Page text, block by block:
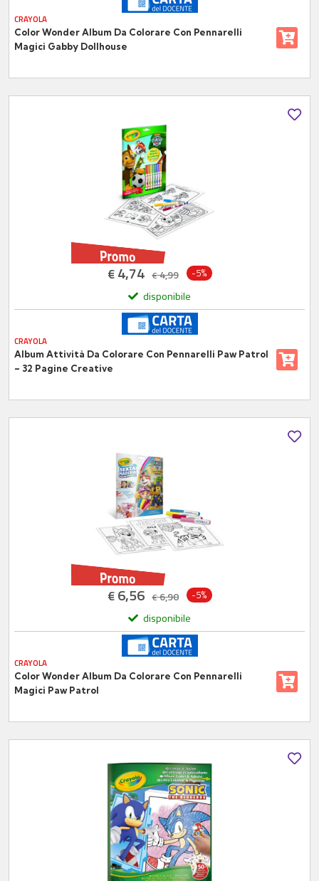
CRAYOLA
Color Wonder Album Da Colorare Con Pennarelli
Magici Gabby Dollhouse
€4,74 €4,99 -5%
disponibile
CRAYOLA
Album Attività Da Colorare Con Pennarelli Paw Patrol
– 32 Pagine Creative
€6,56 €6,90 -5%
disponibile
CRAYOLA
Color Wonder Album Da Colorare Con Pennarelli
Magici Paw Patrol